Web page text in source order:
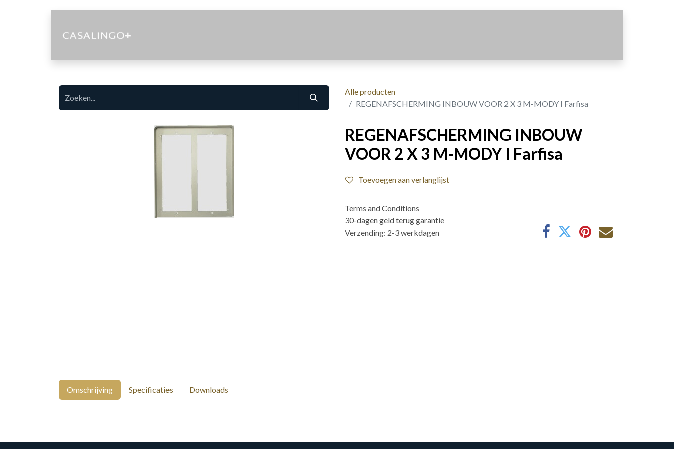
Alle producten
REGENAFSCHERMING INBOUW VOOR 2 X 3 M-MODY I Farfisa
REGENAFSCHERMING INBOUW
VOOR 2 X 3 M-MODY I Farfisa
Toevoegen aan verlanglijst
Terms and Conditions
30-dagen geld terug garantie
Verzending: 2-3 werkdagen
Omschrijving Specificaties Downloads